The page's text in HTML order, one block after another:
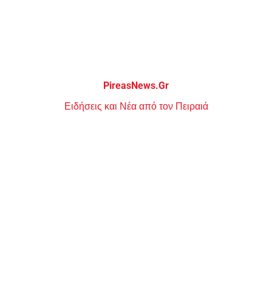
PireasNews.Gr
Ειδήσεις και Νέα από τον Πειραιά